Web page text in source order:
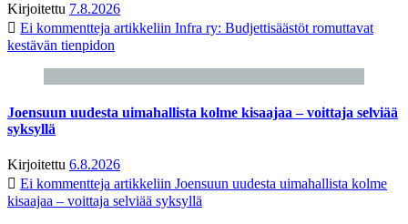
Kirjoitettu 7.8.2026
Ei kommentteja artikkeliin Infra ry: Budjettisäästöt romuttavat
kestävän tienpidon
Joensuun uudesta uimahallista kolme kisaajaa – voittaja selviää
syksyllä
Kirjoitettu 6.8.2026
Ei kommentteja artikkeliin Joensuun uudesta uimahallista kolme
kisaajaa – voittaja selviää syksyllä